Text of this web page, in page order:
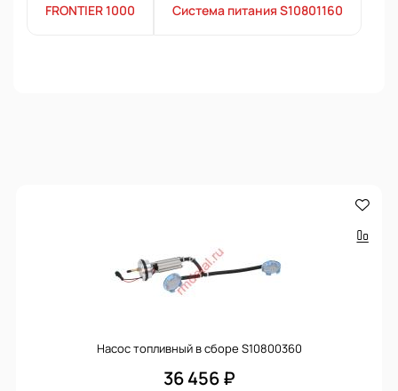
FRONTIER 1000 Система питания S10801160
Насос топливный в сборе S10800360
36 456 ₽